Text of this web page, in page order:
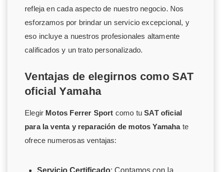
refleja en cada aspecto de nuestro negocio. Nos
esforzamos por brindar un servicio excepcional, y
eso incluye a nuestros profesionales altamente
calificados y un trato personalizado.
Ventajas de elegirnos como SAT
oficial Yamaha
Elegir Motos Ferrer Sport como tuSAT oficial
para la venta y reparación de motos Yamahate
ofrece numerosas ventajas: